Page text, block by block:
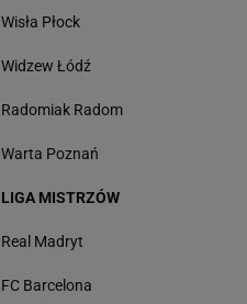
Wisła Płock
Widzew Łódź
Radomiak Radom
Warta Poznań
LIGA MISTRZÓW
Real Madryt
FC Barcelona